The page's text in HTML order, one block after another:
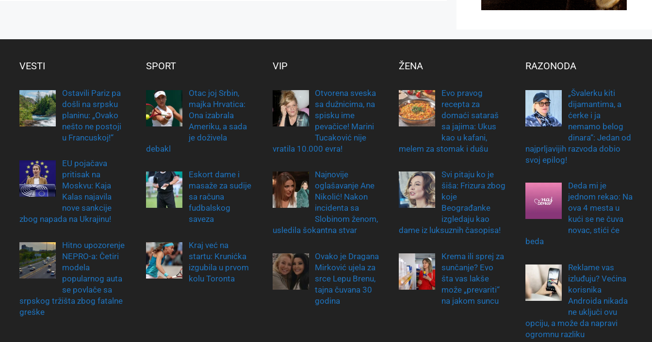
VESTI
Ostavili Pariz pa
došli na srpsku
planinu: „Ovako
nešto ne postoji
u Francuskoj!“
EU pojačava
pritisak na
Moskvu: Kaja
Kalas najavila
nove sankcije
zbog napada na Ukrajinu!
Hitno upozorenje
NEPRO-a: Četiri
modela
popularnog auta
se povlače sa
srpskog tržišta zbog fatalne
greške
SPORT
Otac joj Srbin,
majka Hrvatica:
Ona izabrala
Ameriku, a sada
je doživela
debakl
Eskort dame i
masaže za sudije
sa računa
fudbalskog
saveza
Kraj već na
startu: Krunićka
izgubila u prvom
kolu Toronta
VIP
Otvorena sveska
sa dužnicima, na
spisku ime
pevačice! Marini
Tucaković nije
vratila 10.000 evra!
Najnovije
oglašavanje Ane
Nikolić! Nakon
incidenta sa
Slobinom ženom,
usledila šokantna stvar
Ovako je Dragana
Mirković ujela za
srce Lepu Brenu,
tajna čuvana 30
godina
ŽENA
Evo pravog
recepta za
domaći sataraš
sa jajima: Ukus
kao u kafani,
melem za stomak i dušu
Svi pitaju ko je
šiša: Frizura zbog
koje
Beograđanke
izgledaju kao
dame iz luksuznih časopisa!
Krema ili sprej za
sunčanje? Evo
šta vas lakše
može „prevariti“
na jakom suncu
RAZONODA
„Švalerku kiti
dijamantima, a
ćerke i ja
nemamo belog
dinara“: Jedan od
najprljavijih razvoda dobio
svoj epilog!
Deda mi je
jednom rekao: Na
ova 4 mesta u
kući se ne čuva
novac, stići će
beda
Reklame vas
izluđuju? Većina
korisnika
Androida nikada
ne uključi ovu
opciju, a može da napravi
ogromnu razliku